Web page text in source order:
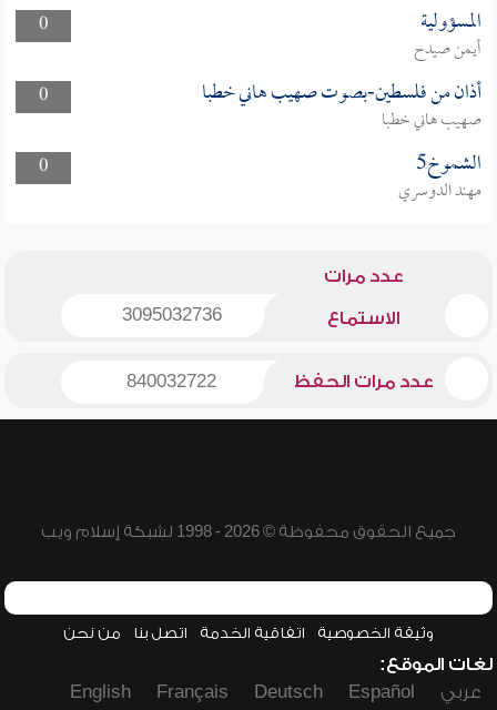
0
المسؤولية
أيمن صيدح
0
أذان من فلسطين-بصوت صهيب هاني خطبا
صهيب هاني خطبا
0
الشموخ5
مهند الدوسري
عدد مرات
الاستماع 3095032736
عدد مرات الحفظ 840032722
جميع الحقوق محفوظة © 2026 - 1998 لشبكة إسلام ويب
وثيقة الخصوصية اتفاقية الخدمة اتصل بنا من نحن
لغات الموقع:
عربي
Español
Deutsch
Français
English